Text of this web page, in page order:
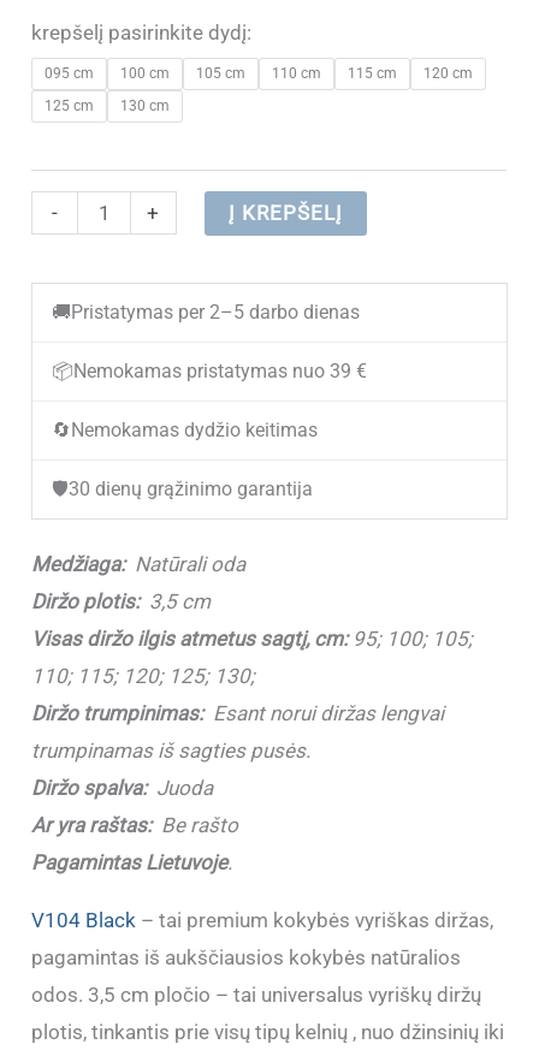
price
was:
price
is:
krepšelį pasirinkite dydį:
095 cm 100 cm 105 cm 110 cm 115 cm
120 cm
125 cm
130 cm
-
produkto
Vyriškas
odinis
diržas
Black
+ Į KREPŠELĮ
🚚 Pristatymas per 2–5 darbo dienas
📦 Nemokamas pristatymas nuo 39 €
🔄 Nemokamas dydžio keitimas
🛡️30 dienų grąžinimo garantija
Medžiaga: Natūrali oda
Diržo plotis:3,5 cm
Visas diržo ilgis atmetus sagtį, cm:95; 100; 105;
110; 115; 120; 125; 130;
Diržo trumpinimas:Esant norui diržas lengvai
trumpinamas iš sagties pusės.
Diržo spalva:Juoda
Ar yra raštas:Be rašto
Pagamintas Lietuvoje.
V104 Black – tai premium kokybės vyriškas diržas,
pagamintas iš aukščiausios kokybės natūralios
odos. 3,5 cm pločio – tai universalus vyriškų diržų
plotis, tinkantis prie visų tipų kelnių , nuo džinsinių iki